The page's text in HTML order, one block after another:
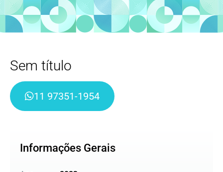
03Sobre
04Contato
Sem título
11 97351-1954
Informações Gerais